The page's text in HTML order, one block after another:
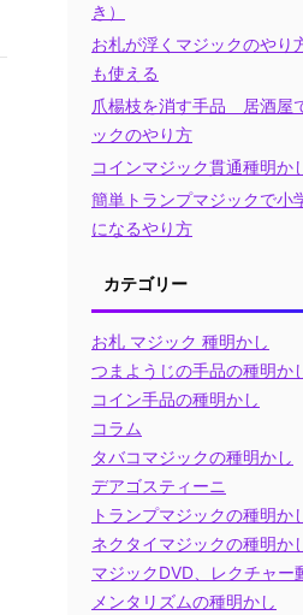
き）
お札が浮くマジックのやり
も使える
爪楊枝を消す手品 居酒屋
ックのやり方
コインマジック貫通種明か
簡単トランプマジックで小
になるやり方
カテゴリー
お札 マジック 種明かし
つまようじの手品の種明か
コイン手品の種明かし
コラム
タバコマジックの種明かし
デアゴスティーニ
トランプマジックの種明か
ネクタイマジックの種明か
マジックDVD、レクチャ
メンタリズムの種明かし